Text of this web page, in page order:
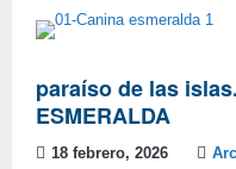
paraíso de las
ESMERALDA
18 febrero, 2026